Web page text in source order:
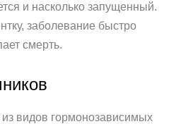
и насколько запущенный.
заболевание быстро
смерть.
видов гормонозависимых